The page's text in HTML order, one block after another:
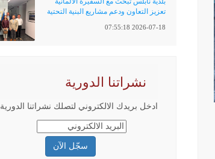
تعزيز التعاون ودعم مشاريع البنية التحتية
2026-07-18 07:55:18
نشراتنا الدورية
ادخل بريدك الالكتروني لتصلك نشراتنا الدورية